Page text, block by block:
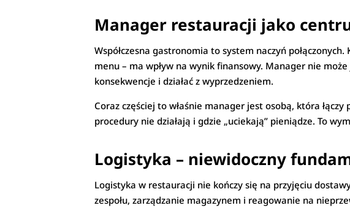
Manager restauracji jako
Współczesna gastronomia to system naczyń
menu – ma wpływ na wynik finansowy. Manager nie
konsekwencje i działać z wyprzedzeniem.
Coraz częściej to właśnie manager jest osobą, która
procedury nie działają i gdzie „uciekają” pieniądze. To
Logistyka – niewidoczny
Logistyka w restauracji nie kończy się na przyjęciu
zespołu, zarządzanie magazynem i reagowanie na